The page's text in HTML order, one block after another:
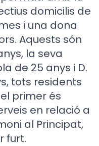
domicilis de
i una dona
Aquests són
la seva
de 25 anys i D.
tots residents
primer és
en relació a
al Principat,
furt.